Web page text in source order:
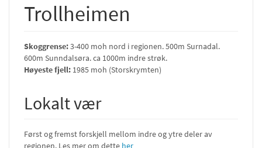
Trollheimen
Skoggrense:3-400 moh nord i regionen. 500m Surnadal.
600m Sunndalsøra. ca 1000m indre strøk.
Høyeste fjell: 1985 moh (Storskrymten)
Lokalt vær
Først og fremst forskjell mellom indre og ytre deler av
regionen. Les mer om dette her